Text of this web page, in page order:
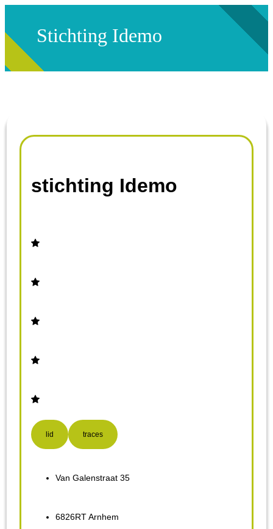
Stichting Idemo
stichting Idemo
lid traces
Van Galenstraat 35
6826RT Arnhem